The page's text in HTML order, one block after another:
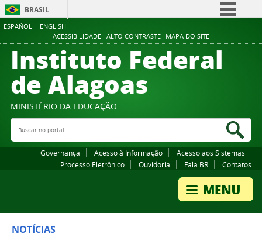
ESPAÑOL ENGLISH
ACESSIBILIDADE ALTO CONTRASTE MAPA DO SITE
BRASIL
Comunica BR
Participe
Canais
Instituto Federal
de Alagoas
MINISTÉRIO DA EDUCAÇÃO
Buscar no portal
Governança Acesso à Informação
Acesso aos Sistemas
Processo Eletrônico
Ouvidoria Fala.BR Contatos
NOTÍCIAS